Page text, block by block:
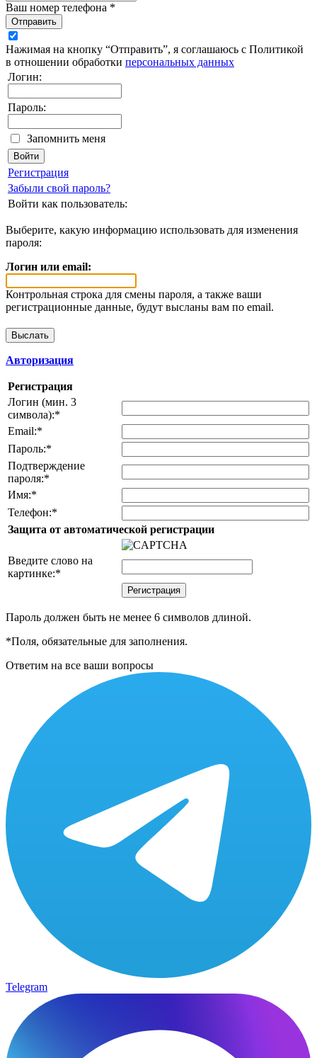
Ваш номер телефона *
Отправить
Нажимая на кнопку “Отправить”, я соглашаюсь с Политикой
в отношении обработки персональных данных
Логин:
Пароль:
Запомнить меня
Регистрация
Забыли свой пароль?
Войти как пользователь:
Выберите, какую информацию использовать для изменения
пароля:
Логин или email:
Контрольная строка для смены пароля, а также ваши
регистрационные данные, будут высланы вам по email.
Авторизация
Регистрация
Логин (мин. 3
символа):*
Email:*
Пароль:*
Подтверждение
пароля:*
Имя:*
Телефон:*
Защита от автоматической регистрации
Введите слово на
картинке:*
Пароль должен быть не менее 6 символов длиной.
*Поля, обязательные для заполнения.
Ответим на все ваши вопросы
Telegram